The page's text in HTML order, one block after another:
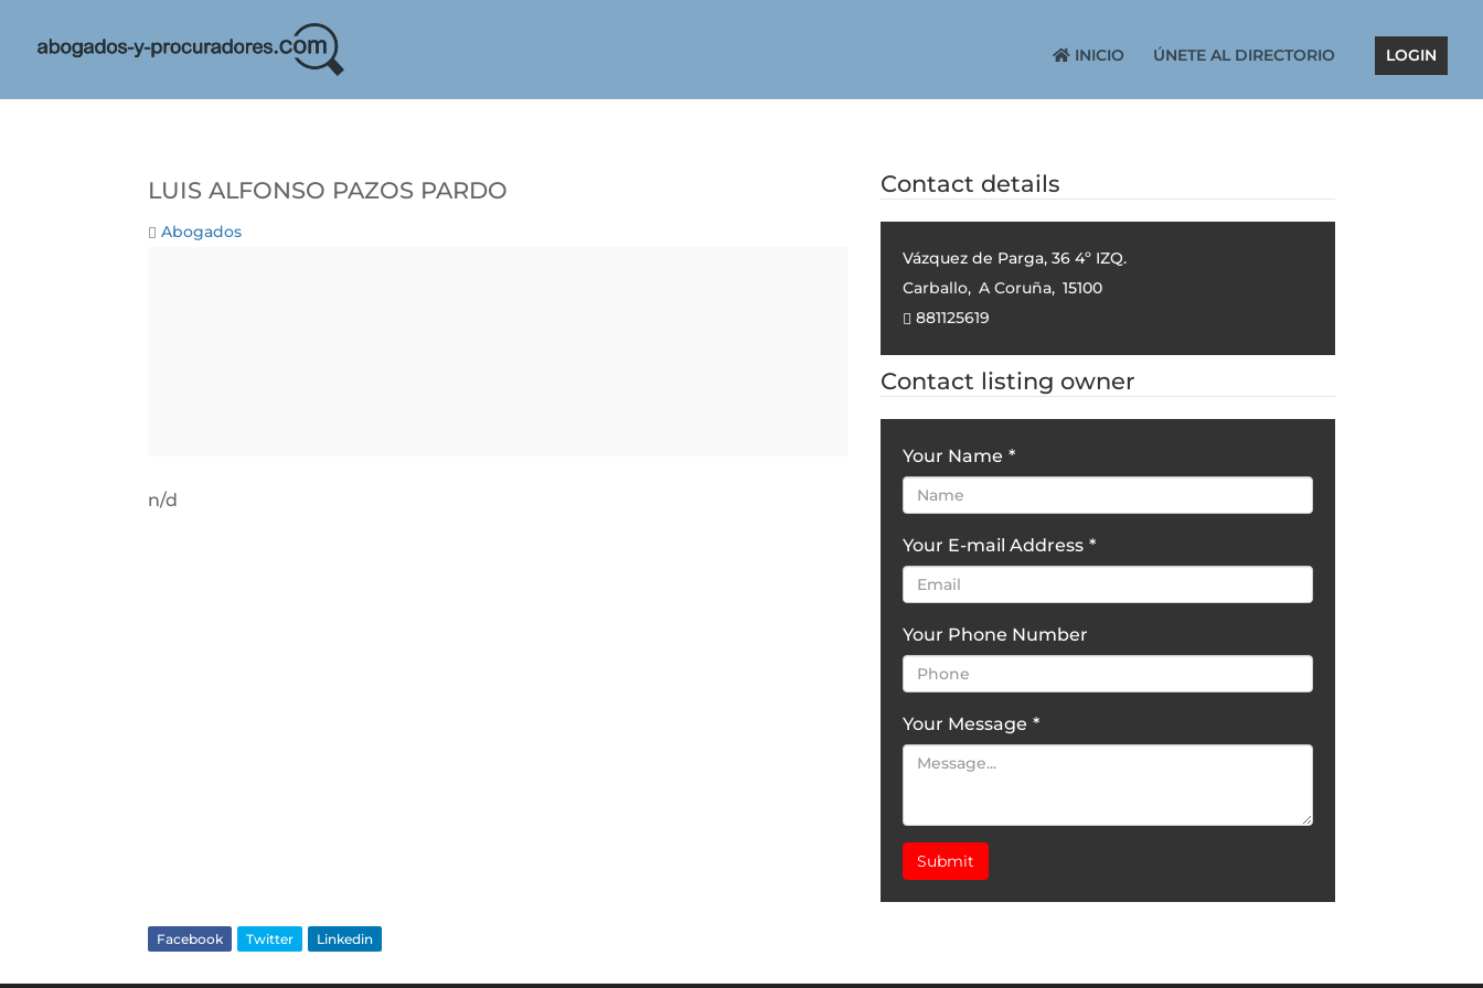
INICIO ÚNETE AL DIRECTORIO LOGIN
LUIS ALFONSO PAZOS PARDO
Abogados
n/d
Contact details
Vázquez de Parga, 36 4º IZQ.
Carballo, A Coruña, 15100
881125619
Contact listing owner
Your Name *
Your E-mail Address *
Your Phone Number
Your Message *
Submit
Facebook Twitter Linkedin